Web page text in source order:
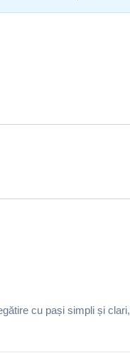
cu pași simpli și clari,